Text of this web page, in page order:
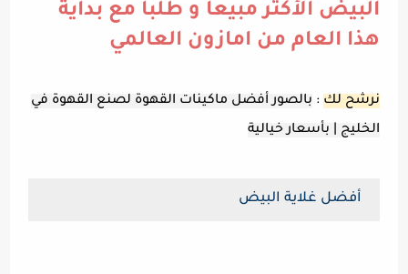
البيض الأكثر مبيعا و طلبا مع بداية
هذا العام من امازون العالمي
نرشح لك : بالصور أفضل ماكينات القهوة لصنع القهوة في
الخليج | بأسعار خيالية
أفضل غلاية البيض